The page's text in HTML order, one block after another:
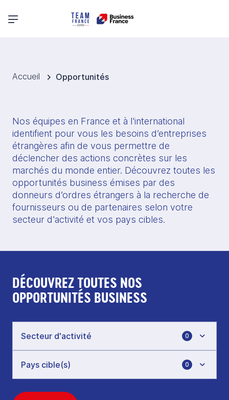
Menu principal
Accueil Opportunités
Nos équipes en France et à l'international
identifient pour vous les besoins d’entreprises
étrangères afin de vous permettre de
déclencher des actions concrètes sur les
marchés du monde entier. Découvrez toutes les
opportunités business émises par des
donneurs d’ordres étrangers à la recherche de
fournisseurs ou de partenaires selon votre
secteur d'activité et vos pays cibles.
DÉCOUVREZ TOUTES NOS
OPPORTUNITÉS BUSINESS
0
0